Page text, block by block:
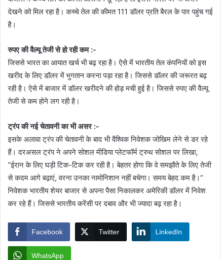
देखने को मिल रहा है। कच्चे तेल की कीमत 111 डॉलर प्रति बैरल के पार पहुंच गई
है।
रुपए की वैल्यू तेजी से हो रही कम :-
जिससे भारत का आयात खर्च भी बढ़ रहा है। ऐसे में भारतीय तेल कंपनियों को इस
खरीद के लिए डॉलर में भुगतान करना पड़ा रहा है। जिससे डॉलर की जरूरत बढ़
रही है। ऐसे में बाजार में डॉलर खरीदने की होड़ मची हुई है। जिससे रुपए की वैल्यू
तेजी से कम होने लग रही है।
ट्रंप की नई चेतावनी का भी असर :-
इसके अलावा ट्रंप की चेतावनी के बाद भी वैश्विक निवेशक जोखिम लेने से डर रहे
हैं। दरअसल ट्रंप ने अपने सोशल मीडिया प्लेटफॉर्म ट्रुथ सोशल पर लिखा,
”ईरान के लिए घड़ी टिक-टिक कर रही है। बेहतर होगा कि वे समझौते के लिए तेजी
से कदम आगे बढ़ाएं, वरना उनका नामोनिशान नहीं बचेगा। समय बेहद कम है।”
निवेशक भारतीय शेयर बाजार से अपना पैसा निकालकर अमेरिकी डॉलर में निवेश
कर रहे हैं। जिससे भारतीय करेंसी पर दबाव और भी ज्यादा बढ़ रहा है।
Facebook Twitter LinkedIn
WhatsApp